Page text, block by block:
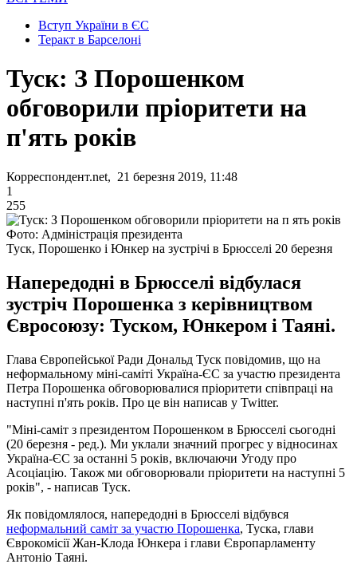
Вступ України в ЄС
Теракт в Барселоні
Туск: З Порошенком
обговорили пріоритети на
п'ять років
Корреспондент.net, 21 березня 2019, 11:48
1
255
Фото: Адміністрація президента
Туск, Порошенко і Юнкер на зустрічі в Брюсселі 20 березня
Напередодні в Брюсселі відбулася
зустріч Порошенка з керівництвом
Євросоюзу: Туском, Юнкером і Таяні.
Глава Європейської Ради Дональд Туск повідомив, що на
неформальному міні-саміті Україна-ЄС за участю президента
Петра Порошенка обговорювалися пріоритети співпраці на
наступні п'ять років. Про це він написав у Twitter.
"Міні-саміт з президентом Порошенком в Брюсселі сьогодні
(20 березня - ред.). Ми уклали значний прогрес у відносинах
Україна-ЄС за останні 5 років, включаючи Угоду про
Асоціацію. Також ми обговорювали пріоритети на наступні 5
років", - написав Туск.
Як повідомлялося, напередодні в Брюсселі відбувся
неформальний саміт за участю Порошенка, Туска, глави
Єврокомісії Жан-Клода Юнкера і глави Європарламенту
Антоніо Таяні.